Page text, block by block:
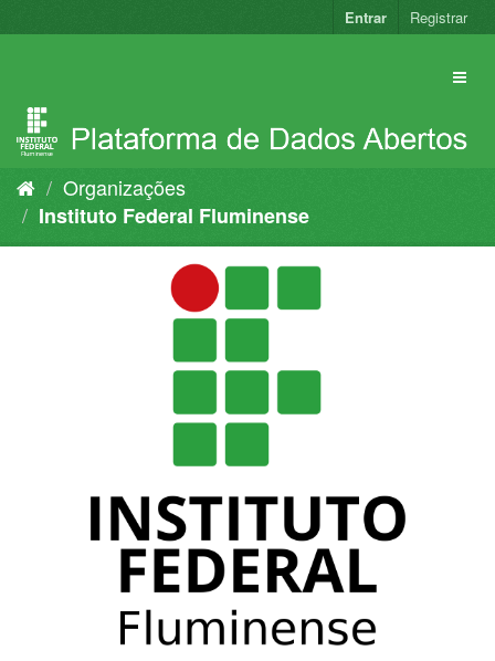
para
Entrar Registrar
Organizações
Instituto Federal Fluminense